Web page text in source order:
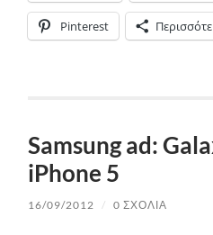
Pinterest
Samsung ad:
iPhone 5
16/09/2012 / 0 ΣΧΌΛΙΑ